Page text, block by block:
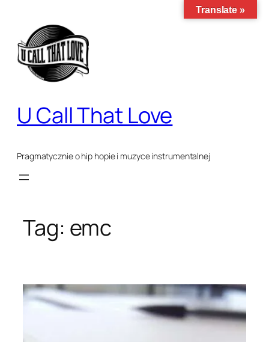
treści
U Call That Love
Pragmatycznie o hip hopie i muzyce instrumentalnej
Tag: emc
Translate »